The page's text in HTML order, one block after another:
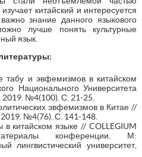
китайский и интересуется
знание данного языкового
лучше понять культурные
язык.
и эвфемизмов в китайском
Национального Университета
№4(100). С. 21-25.
эвфемизмов в Китае //
2019. №4(76). С. 141-148.
китайском языке // COLLEGIUM
конференции. М:
лингвистический университет,